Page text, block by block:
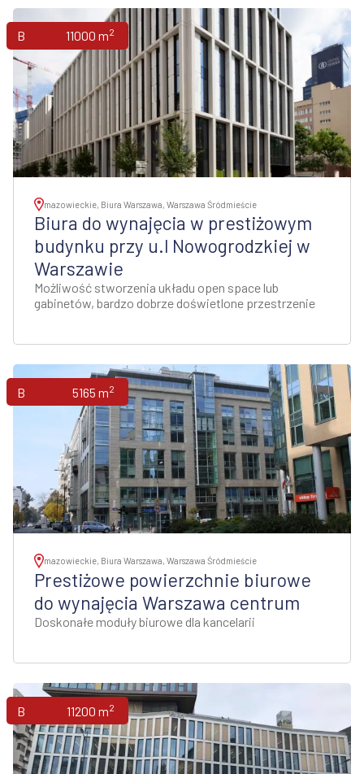
Biura 11000 m2
mazowieckie, Biura Warszawa, Warszawa Śródmieście
Biura do wynajęcia w prestiżowym
budynku przy u.l Nowogrodzkiej w
Warszawie
Możliwość stworzenia układu open space lub
gabinetów, bardzo dobrze doświetlone przestrzenie
Biura 5165 m2
mazowieckie, Biura Warszawa, Warszawa Śródmieście
Prestiżowe powierzchnie biurowe
do wynajęcia Warszawa centrum
Doskonałe moduły biurowe dla kancelarii
Biura 11200 m2